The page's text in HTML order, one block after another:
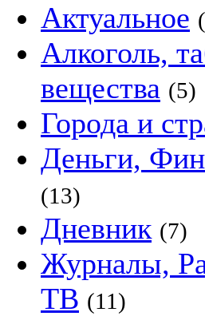
Актуальное
Алкоголь,
вещества (5)
Города и
Деньги,
(13)
Дневник (7)
Журналы,
ТВ (11)